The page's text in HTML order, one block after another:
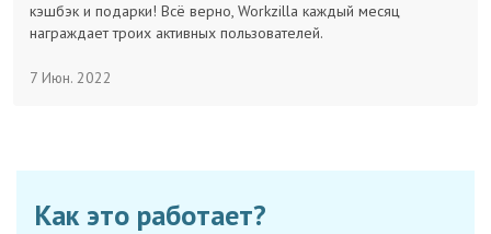
кэшбэк и подарки! Всё верно, Workzilla каждый месяц
награждает троих активных пользователей.
7 Июн. 2022
Как это работает?